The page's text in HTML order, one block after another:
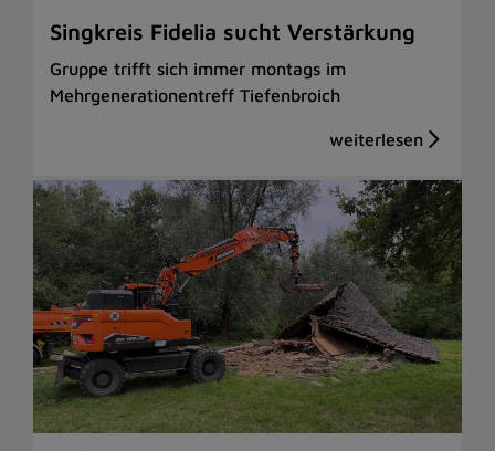
Singkreis Fidelia sucht Verstärkung
Gruppe trifft sich immer montags im
Mehrgenerationentreff Tiefenbroich